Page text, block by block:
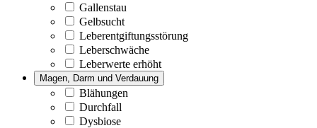
Gallenstau
Gelbsucht
Leberentgiftungsstörung
Leberschwäche
Leberwerte erhöht
Magen, Darm und Verdauung
Blähungen
Durchfall
Dysbiose